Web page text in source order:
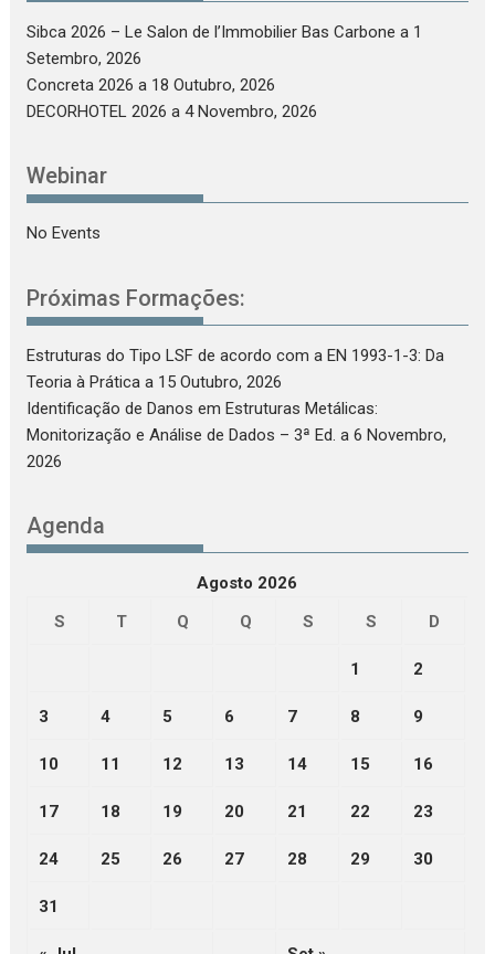
Sibca 2026 – Le Salon de l’Immobilier Bas Carbone a 1
Setembro, 2026
Concreta 2026 a 18 Outubro, 2026
DECORHOTEL 2026 a 4 Novembro, 2026
Webinar
No Events
Próximas Formações:
Estruturas do Tipo LSF de acordo com a EN 1993-1-3: Da
Teoria à Prática a 15 Outubro, 2026
Identificação de Danos em Estruturas Metálicas:
Monitorização e Análise de Dados – 3ª Ed. a 6 Novembro,
2026
Agenda
Agosto 2026
S
T Q Q S S D
1 2
3 4 5 6 7 8 9
10 11 12 13 14 15 16
17 18 19 20 21 22 23
24 25 26 27 28 29 30
31